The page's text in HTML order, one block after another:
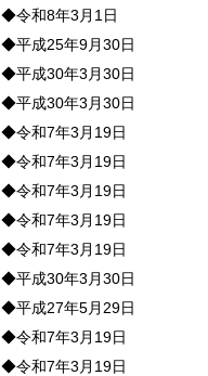
◆令和8年3月1日
◆平成25年9月30日
◆平成30年3月30日
◆平成30年3月30日
◆令和7年3月19日
◆令和7年3月19日
◆令和7年3月19日
◆令和7年3月19日
◆令和7年3月19日
◆平成30年3月30日
◆平成27年5月29日
◆令和7年3月19日
◆令和7年3月19日